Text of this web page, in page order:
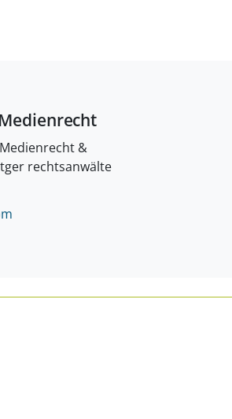
&
rechtsanwälte